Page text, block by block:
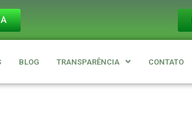
BLOG TRANSPARÊNCIA CONTATO